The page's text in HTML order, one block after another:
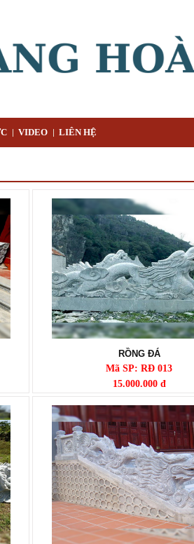
VIDEO LIÊN HỆ
RỒNG ĐÁ
Mã SP: RĐ 013
15.000.000 đ